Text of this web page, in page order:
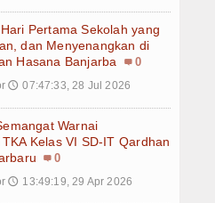
Pertama Sekolah yang
dan Menyenangkan di
Hasana Banjarba
0
🕔 07:47:33, 28 Jul 2026
Warnai
Kelas VI SD-IT Qardhan
0
🕔 13:49:19, 29 Apr 2026